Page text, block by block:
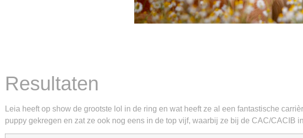
Resultaten
Leia heeft op show de grootste lol in de ring en wat heeft ze al een fantastische
puppy gekregen en zat ze ook nog eens in de top vijf, waarbij ze bij de CAC/CACIB